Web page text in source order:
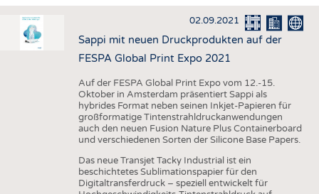
HAUS- UND HEIMTEXTILIEN
BEKLEIDUNG
TESTS
AUSSCHREIBUNGEN
DTV AUSSCHREIBUNGSDIENST
STATISTICS
TERMINE
BRANCHENTERMINE
02.09.2021
Sappi mit neuen Druckprodukten auf der
FESPA Global Print Expo 2021
Auf der FESPA Global Print Expo vom 12.-15.
Oktober in Amsterdam präsentiert Sappi als
hybrides Format neben seinen Inkjet-Papieren für
großformatige Tintenstrahldruckanwendungen
auch den neuen Fusion Nature Plus Containerboard
und verschiedenen Sorten der Silicone Base Papers.
Das neue Transjet Tacky Industrial ist ein
beschichtetes Sublimationspapier für den
Digitaltransferdruck – speziell entwickelt für